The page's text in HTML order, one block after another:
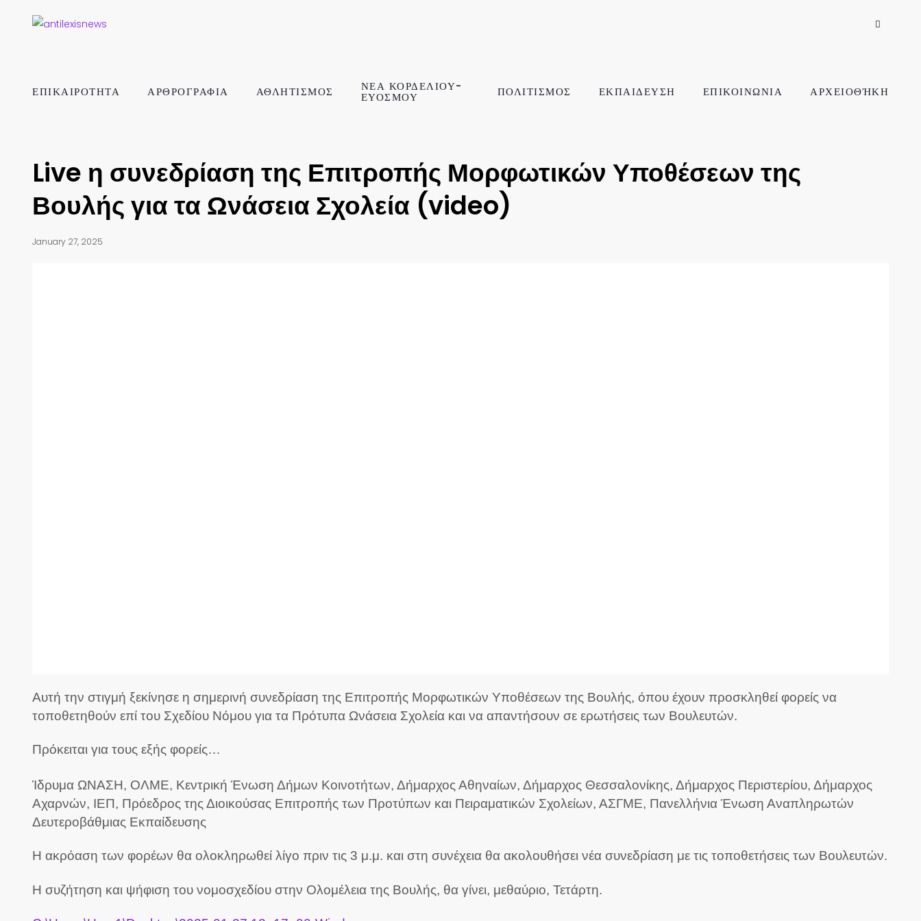
ΕΠΙΚΑΙΡΟΤΗΤΑ ΑΡΘΡΟΓΡΑΦΙΑ ΑΘΛΗΤΙΣΜΟΣ ΝΕΑ ΚΟΡΔΕΛΙΟΥ-
ΕΥΟΣΜΟΥ ΠΟΛΙΤΙΣΜΟΣ ΕΚΠΑΙΔΕΥΣΗ ΕΠΙΚΟΙΝΩΝΙΑ ΑΡΧΕΙΟΘΉΚΗ
Live η συνεδρίαση της Επιτροπής Μορφωτικών Υποθέσεων της
Βουλής για τα Ωνάσεια Σχολεία (video)
January 27, 2025
Αυτή την στιγμή ξεκίνησε η σημερινή συνεδρίαση της Επιτροπής Μορφωτικών Υποθέσεων της Βουλής, όπου έχουν προσκληθεί φορείς να
τοποθετηθούν επί του Σχεδίου Νόμου για τα Πρότυπα Ωνάσεια Σχολεία και να απαντήσουν σε ερωτήσεις των Βουλευτών.
Πρόκειται για τους εξής φορείς…
Ίδρυμα ΩΝΑΣΗ, ΟΛΜΕ, Κεντρική Ένωση Δήμων Κοινοτήτων, Δήμαρχος Αθηναίων, Δήμαρχος Θεσσαλονίκης, Δήμαρχος Περιστερίου, Δήμαρχος
Αχαρνών, ΙΕΠ, Πρόεδρος της Διοικούσας Επιτροπής των Προτύπων και Πειραματικών Σχολείων, ΑΣΓΜΕ, Πανελλήνια Ένωση Αναπληρωτών
Δευτεροβάθμιας Εκπαίδευσης
Η ακρόαση των φορέων θα ολοκληρωθεί λίγο πριν τις 3 μ.μ. και στη συνέχεια θα ακολουθήσει νέα συνεδρίαση με τις τοποθετήσεις των Βουλευτών.
Η συζήτηση και ψήφιση του νομοσχεδίου στην Ολομέλεια της Βουλής, θα γίνει, μεθαύριο, Τετάρτη.